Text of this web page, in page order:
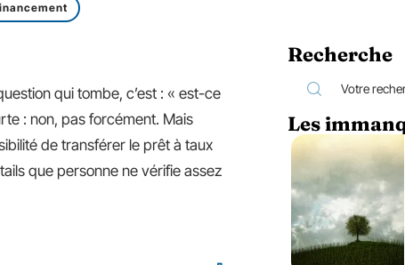
qui tombe, c’est : « est-ce
: non, pas forcément. Mais
de transférer le prêt à taux
que personne ne vérifie assez
Recherche
Les